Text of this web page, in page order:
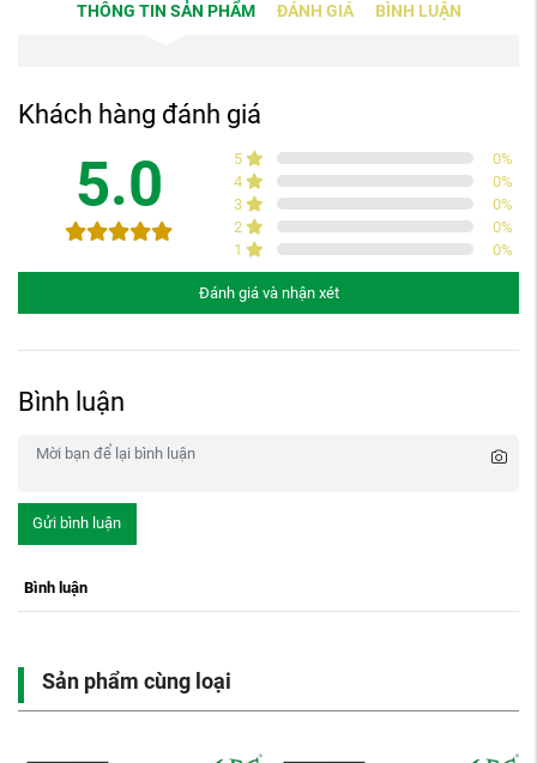
THÔNG TIN SẢN PHẨM ĐÁNH GIÁ BÌNH LUẬN
Khách hàng đánh giá
5.0 5 0%
4
0%
3
0%
2
0%
1
0%
Đánh giá và nhận xét
Bình luận
Gửi bình luận
Bình luận
Sản phẩm cùng loại